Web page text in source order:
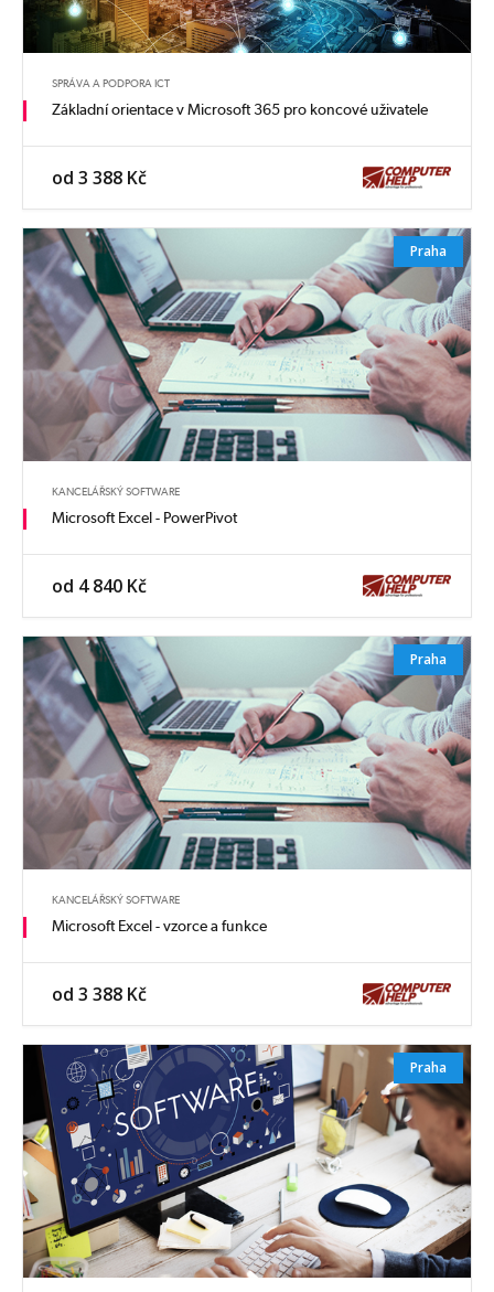
SPRÁVA A PODPORA ICT
Základní orientace v Microsoft 365 pro koncové uživatele
od 3 388 Kč
Praha
KANCELÁŘSKÝ SOFTWARE
Microsoft Excel - PowerPivot
od 4 840 Kč
Praha
KANCELÁŘSKÝ SOFTWARE
Microsoft Excel - vzorce a funkce
od 3 388 Kč
Praha